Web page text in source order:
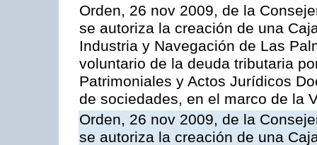
Orden, 26 nov 2009, de la
se autoriza la creación de una
Industria y Navegación de Las
voluntario de la deuda tributaria
Patrimoniales y Actos Jurídicos
de sociedades, en el marco de la
Orden, 26 nov 2009, de la
se autoriza la creación de una